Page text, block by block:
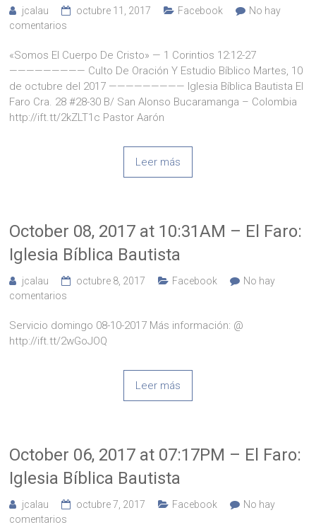
jcalau octubre 11, 2017 Facebook
No hay
comentarios
«Somos El Cuerpo De Cristo» — 1 Corintios 12:12-27
————————— Culto De Oración Y Estudio Bíblico Martes, 10
de octubre del 2017 ————————— Iglesia Bíblica Bautista El
Faro Cra. 28 #28-30 B/ San Alonso Bucaramanga – Colombia
http://ift.tt/2kZLT1c Pastor Aarón
Leer más
October 08, 2017 at 10:31AM – El Faro:
Iglesia Bíblica Bautista
jcalau octubre 8, 2017 Facebook
No hay
comentarios
Servicio domingo 08-10-2017 Más información: @
http://ift.tt/2wGoJOQ
Leer más
October 06, 2017 at 07:17PM – El Faro:
Iglesia Bíblica Bautista
jcalau octubre 7, 2017 Facebook
No hay
comentarios